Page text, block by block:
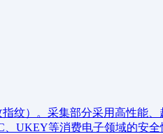
纹）。采集部分采用高性能
UKEY等消费电子领域的安